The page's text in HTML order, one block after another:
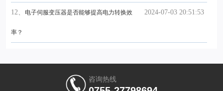
2024-07-03 20:51:53
12、 电子伺服变压器是否能够提高电力转换效
率？
咨询热线